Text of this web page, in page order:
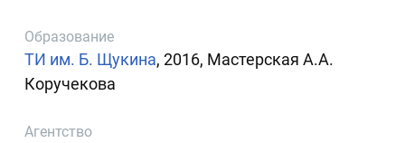
Образование
ТИ им. Б. Щукина, 2016, Мастерская А.А.
Коручекова
Агентство